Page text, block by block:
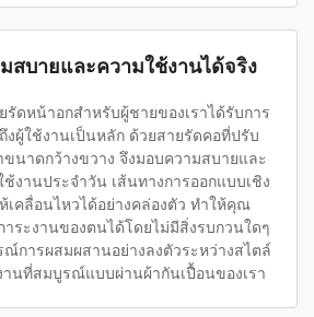
สบายและความใช้งานได้จริง
ดหน้าอกสำหรับผู้ชายของเราได้รับการ
งผู้ใช้งานเป็นหลัก ด้วยสายรัดคอที่ปรับ
ขนาดกว้างขวาง จึงมอบความสบายและ
งานประจำวัน เส้นทางการออกแบบเชิง
เคลื่อนไหวได้อย่างคล่องตัว ทำให้คุณ
ระงานของตนได้โดยไม่มีสิ่งรบกวนใดๆ
การผสมผสานอย่างลงตัวระหว่างสไตล์
นที่สมบูรณ์แบบผ่านผ้ากันเปื้อนของเรา